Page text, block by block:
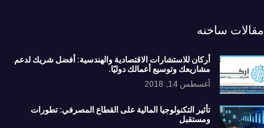
مقالات ساخنه
أركان للاستشارات الاقتصادية والهندسية: أفضل شريك لدعم
مشاريعك وتوسيع أعمالك دوليًا.
أغسطس 14, 2018
تأثير التكنولوجيا المالية على القطاع المصرفي: تطورات
ومستقبل